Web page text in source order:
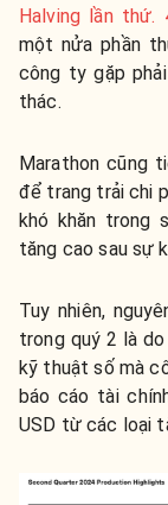
Halving lần thứ.
một nửa phần
công ty gặp
thác.
Marathon cũng
để trang trải chi
khó khăn trong
tăng cao sau sự
Tuy nhiên,
trong quý 2 là
kỹ thuật số mà
báo cáo tài
USD từ các loại